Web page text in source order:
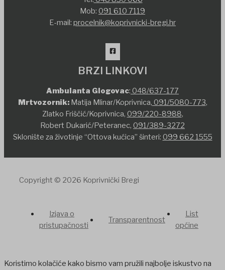
Mob: 091 610 7119
E-mail: procelnik@koprivnicki-bregi.hr
BRZI LINKOVI
Ambulanta Glogovac: 048/637-177
Mrtvozornik:Matija Mlinar/Koprivnica, 091/5080-773,
Zlatko Friščić/Koprivnica, 099/220-8988,
Robert Dukarić/Peteranec, 091/389-3272
Sklonište za životinje “Ottova kućica” šinteri: 099 662 1555
Copyright © 2026 Koprivnički Bregi
Izjava o
pristupačnosti
Transparentnost
List
općine
Koristimo kolačiće kako bismo vam pružili najbolje iskustvo na